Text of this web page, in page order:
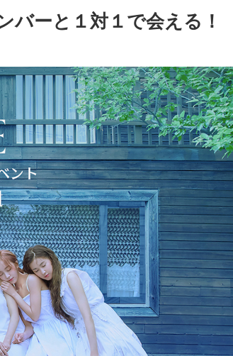
バーと１対１で会える！